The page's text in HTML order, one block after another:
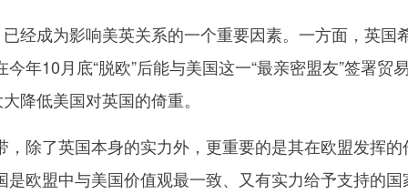
经成为影响美英关系的一个重要因素。一方面，英国
年10月底“脱欧”后能与美国这一“最亲密盟友”签署贸
降低美国对英国的倚重。
除了英国本身的实力外，更重要的是其在欧盟发挥的
是欧盟中与美国价值观最一致、又有实力给予支持的国